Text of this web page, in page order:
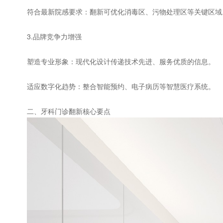
符合最新院感要求：翻新可优化消毒区、污物处理区等关键区
3.品牌竞争力增强
塑造专业形象：现代化设计传递技术先进、服务优质的信息。
适应数字化趋势：整合智能预约、电子病历等智慧医疗系统。
二、牙科门诊翻新核心要点